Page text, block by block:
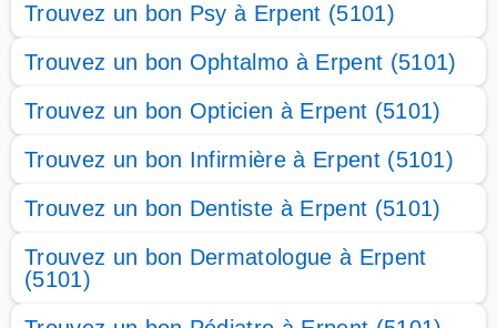
Trouvez un bon Psy à Erpent (5101)
Trouvez un bon Ophtalmo à Erpent (5101)
Trouvez un bon Opticien à Erpent (5101)
Trouvez un bon Infirmière à Erpent (5101)
Trouvez un bon Dentiste à Erpent (5101)
Trouvez un bon Dermatologue à Erpent
(5101)